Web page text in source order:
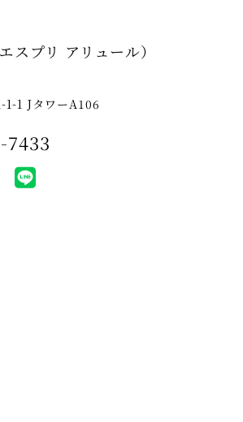
プリ アリュール）
1-1 JタワーA106
7433